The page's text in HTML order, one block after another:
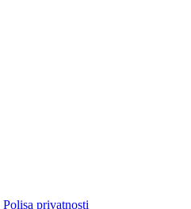
Polisa privatnosti